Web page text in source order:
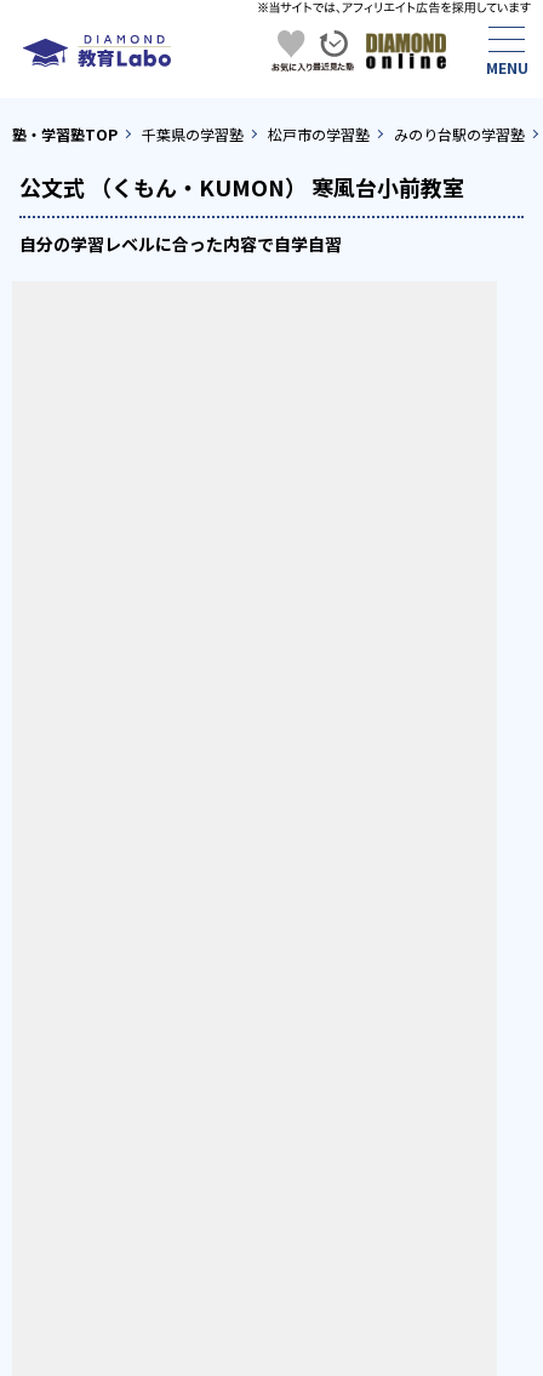
塾・学習塾TOP 千葉県の学習塾 松戸市の学習塾 みのり台駅の学習塾
公文式 （くもん・KUMON） 寒風台小前教室
自分の学習レベルに合った内容で自学自習